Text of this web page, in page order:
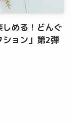
める！どんぐ
ション」第2弾